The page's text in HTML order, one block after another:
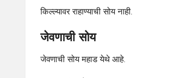
किल्ल्यावर राहाण्याची सोय नाही.
जेवणाची सोय
जेवणाची सोय महाड येथे आहे.